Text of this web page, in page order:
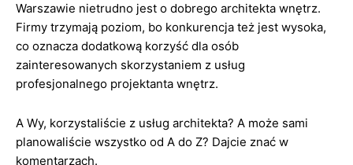
Warszawie nietrudno jest o dobrego architekta wnętrz.
Firmy trzymają poziom, bo konkurencja też jest wysoka,
co oznacza dodatkową korzyść dla osób
zainteresowanych skorzystaniem z usług
profesjonalnego projektanta wnętrz.
A Wy, korzystaliście z usług architekta? A może sami
planowaliście wszystko od A do Z? Dajcie znać w
komentarzach.